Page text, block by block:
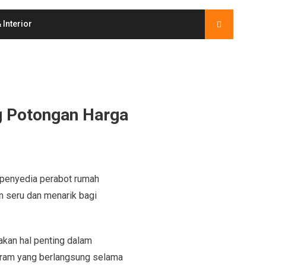
Interior
Harga
perabot rumah
seru dan menarik bagi
hal penting dalam
yang berlangsung selama